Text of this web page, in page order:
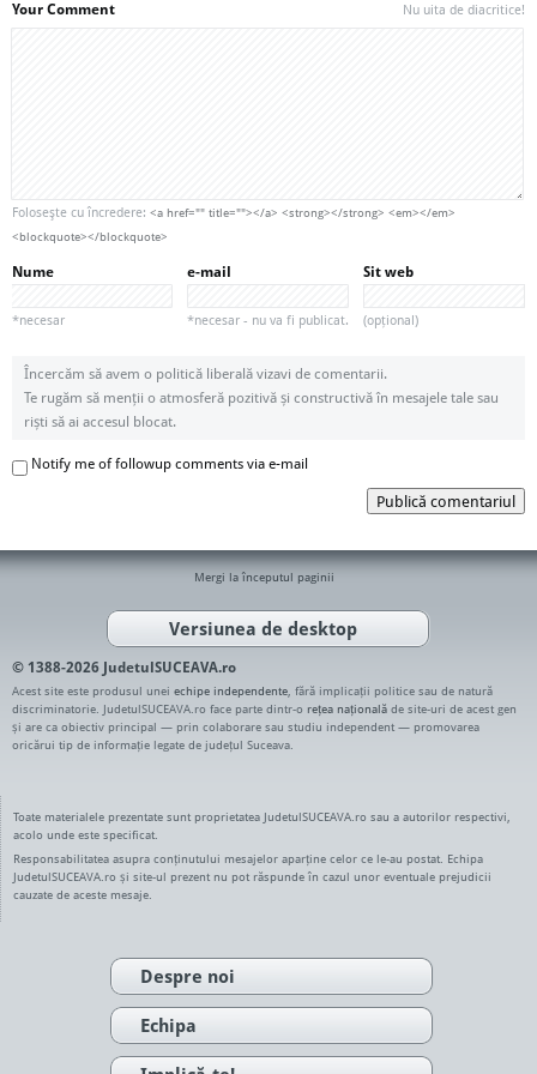
Your Comment Nu uita de diacritice!
Foloseşte cu încredere: <a href="" title=""></a> <strong></strong> <em></em>
<blockquote></blockquote>
Nume
*necesar
e-mail
*necesar - nu va fi publicat.
Sit web
(opțional)
Încercăm să avem o politică liberală vizavi de comentarii.
Te rugăm să menții o atmosferă pozitivă și constructivă în mesajele tale sau
riști să ai accesul blocat.
Notify me of followup comments via e-mail
Publică comentariul
Mergi la începutul paginii
Versiunea de desktop
© 1388-2026 JudetulSUCEAVA.ro
Acest site este produsul unei echipe independente , fără implicații politice sau de natură
discriminatorie. JudetulSUCEAVA.ro face parte dintr-o rețea națională de site-uri de acest gen
și are ca obiectiv principal — prin colaborare sau studiu independent — promovarea
oricărui tip de informație legate de județul Suceava.
Toate materialele prezentate sunt proprietatea JudetulSUCEAVA.ro sau a autorilor respectivi,
acolo unde este specificat.
Responsabilitatea asupra conținutului mesajelor aparține celor ce le-au postat. Echipa
JudetulSUCEAVA.ro și site-ul prezent nu pot răspunde în cazul unor eventuale prejudicii
cauzate de aceste mesaje.
Despre noi
Echipa